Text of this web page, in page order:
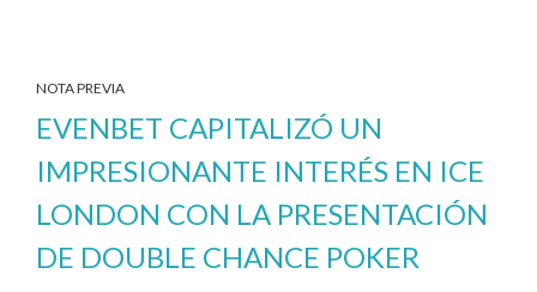
NOTA PREVIA
EVENBET CAPITALIZÓ UN
IMPRESIONANTE INTERÉS EN ICE
LONDON CON LA PRESENTACIÓN
DE DOUBLE CHANCE POKER